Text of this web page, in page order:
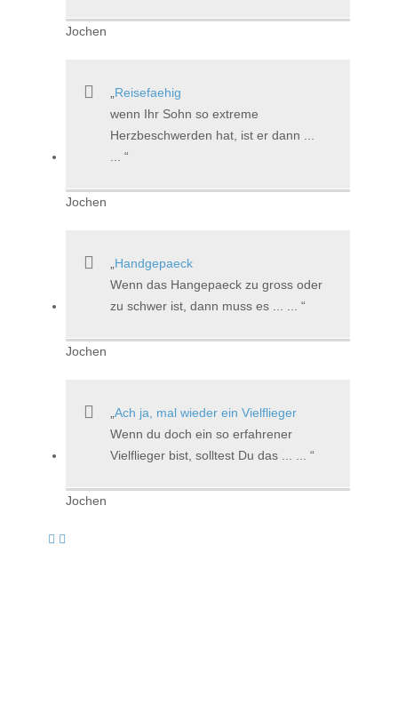
Jochen
Reisefaehig
wenn Ihr Sohn so extreme
Herzbeschwerden hat, ist er dann ...
Jochen
Handgepaeck
Wenn das Hangepaeck zu gross oder
zu schwer ist, dann muss es ... ...
Jochen
Ach ja, mal wieder ein Vielflieger
Wenn du doch ein so erfahrener
Vielflieger bist, solltest Du das ... ...
Jochen